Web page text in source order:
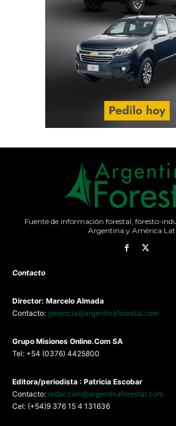
Fuente de información forestal, foresto-
Argentina y América
Contacto
Director: Marcelo Almada
Contacto: gerencia@argentinaforestal.com
Grupo Misiones Online.Com SA
Tel: +54 (0376) 4425800
Editora/periodista : Patricia Escobar
Contacto: redaccion@argentinaforestal.com
Cel: (+54)9 376 15 4 131636